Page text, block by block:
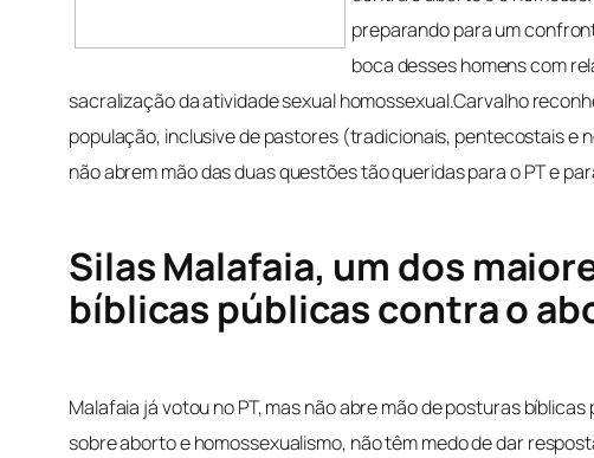
preparando para um
boca desses homens com
sacralização da atividade sexual homossexual.Carvalho
população, inclusive de pastores (tradicionais, pentecostais
não abrem mão das duas questões tão queridas para o PT e
Silas Malafaia, um dos
bíblicas públicas contra o
Malafaia já votou no PT, mas não abre mão de posturas
sobre aborto e homossexualismo, não têm medo de dar